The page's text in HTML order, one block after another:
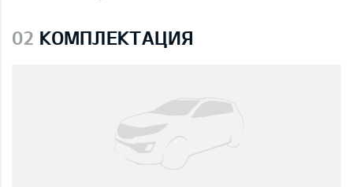
02 КОМПЛЕКТАЦИЯ